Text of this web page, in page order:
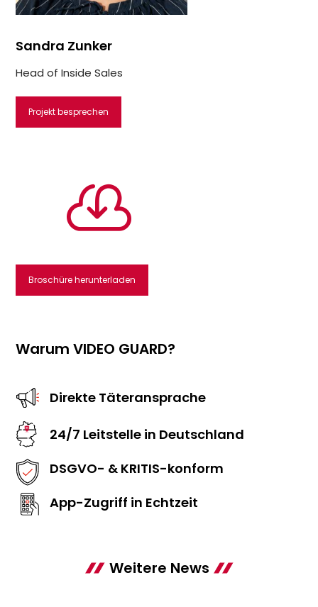
Sandra Zunker
Head of Inside Sales
Projekt besprechen

Broschüre herunterladen
Warum VIDEO GUARD?
Direkte Täteransprache
24/7 Leitstelle in Deutschland
DSGVO- & KRITIS-konform
App-Zugriff in Echtzeit
Weitere News